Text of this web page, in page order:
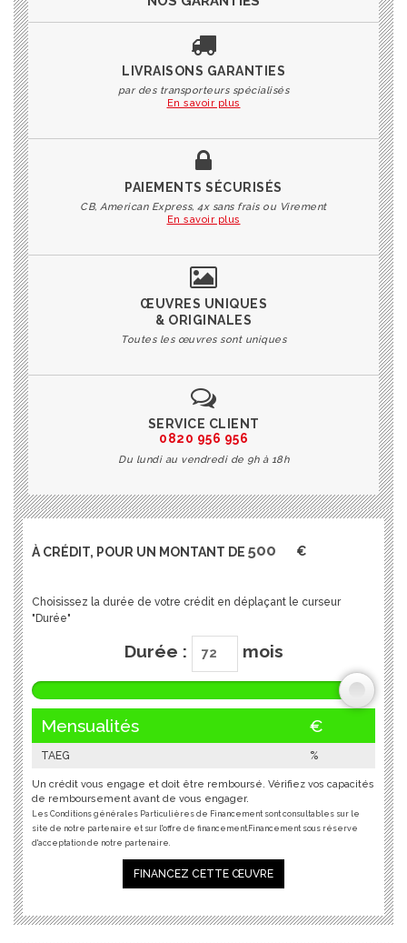
LIVRAISONS GARANTIES
par des transporteurs spécialisés
En savoir plus
PAIEMENTS SÉCURISÉS
CB, American Express, 4x sans frais ou Virement
En savoir plus
ŒUVRES UNIQUES
& ORIGINALES
Toutes les œuvres sont uniques
SERVICE CLIENT
0820 956 956
Du lundi au vendredi de 9h à 18h
À CRÉDIT, POUR UN MONTANT DE €
Choisissez la durée de votre crédit en déplaçant le curseur
"Durée"
Durée : mois
Mensualités €
TAEG %
Un crédit vous engage et doit être remboursé. Vérifiez vos capacités
de remboursement avant de vous engager.
Les Conditions générales Particulières de Financement sont consultables sur le
site de notre partenaire et sur l'offre de financement.Financement sous réserve
d'acceptation de notre partenaire.
FINANCEZ CETTE ŒUVRE